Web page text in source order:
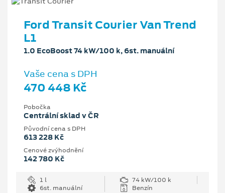
Ford Transit Courier Van Trend
L1
1.0 EcoBoost 74 kW/100 k, 6st. manuální
Vaše cena s DPH
470 448 Kč
Pobočka
Centrální sklad v ČR
Původní cena s DPH
613 228 Kč
Cenové zvýhodnění
142 780 Kč
1 l
74 kW/100 k
6st. manuální
Benzín